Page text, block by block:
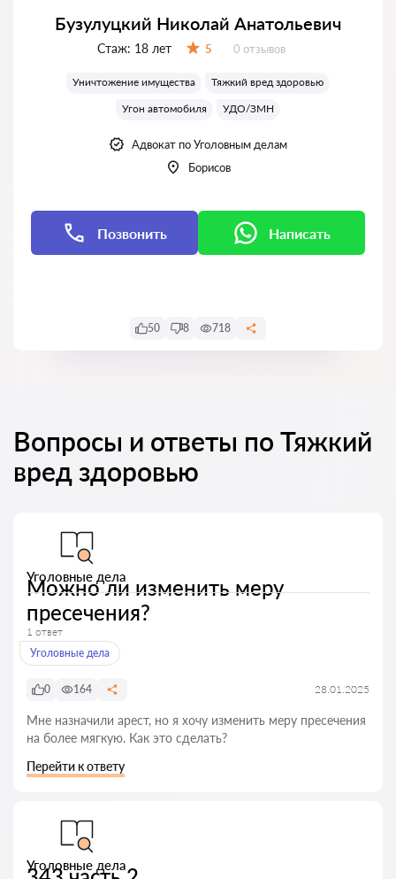
Бузулуцкий Николай Анатольевич
Стаж: 18 лет 5 Отзывов:
0 отзывов
Уничтожение имущества
Тяжкий вред здоровью
Угон автомобиля
УДО/ЗМН
Адвокат по Уголовным делам
Борисов
Позвонить Написать
50 8 718
Вопросы и ответы по Тяжкий
вред здоровью
Уголовные дела
Можно ли изменить меру
пресечения?
1 ответ
Уголовные дела
0 164 28.01.2025
Мне назначили арест, но я хочу изменить меру пресечения
на более мягкую. Как это сделать?
Перейти к ответу
Уголовные дела